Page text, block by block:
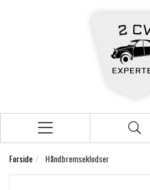
Forside Håndbremseklodser